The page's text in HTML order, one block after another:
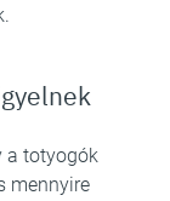
a totyogók
mennyire